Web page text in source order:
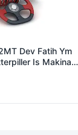
Dev Fatih Ym
Is Makinasi
7T0258 7X1955